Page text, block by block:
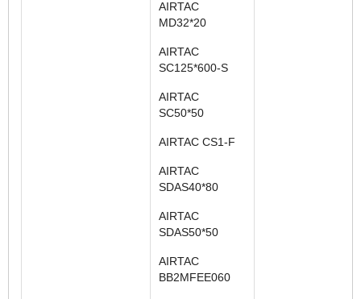
AIRTAC
MD32*20
AIRTAC
SC125*600-S
AIRTAC
SC50*50
AIRTAC CS1-F
AIRTAC
SDAS40*80
AIRTAC
SDAS50*50
AIRTAC
BB2MFEE060